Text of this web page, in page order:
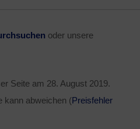
oder unsere
Seite am 28. August 2019.
kann abweichen (Preisfehler